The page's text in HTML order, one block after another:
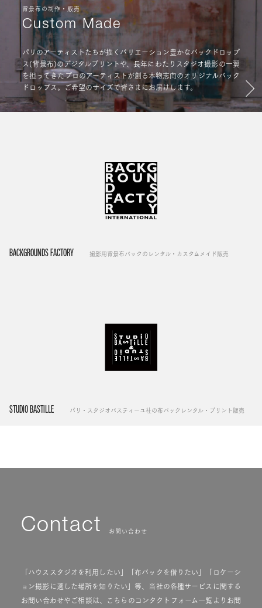
背景布の制作・販売
Custom Made
パリのアーティストたちが描くバリエーション豊かなバックドロップ
ス(背景布)のデジタルプリントや、長年にわたりスタジオ撮影の一翼
を担ってきたプロのアーティストが創る本物志向のオリジナルバック
ドロップス。ご希望のサイズで皆さまにお届けします。
BACKGROUNDS FACTORY 撮影用背景布バックのレンタル・カスタムメイド販売
STUDIO BASTILLE パリ・スタジオバスティーユ社の布バックレンタル・プリント販売
Contact お問い合わせ
「ハウススタジオを利用したい」「布バックを借りたい」「ロケーシ
ョン撮影に適した場所を知りたい」等、当社の各種サービスに関する
お問い合わせやご相談は、こちらのコンタクトフォーム一覧よりお問